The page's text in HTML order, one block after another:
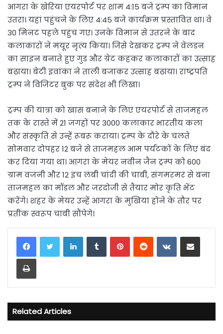
आगरा के खेरिया एयरपोर्ट पर शाम 4:15 बजे ट्रम्प का विमान
उतरा। यहां पहुंचने के लिए 4:45 बजे कार्यक्रम प्रस्तावित था। वे
30 मिनट पहले पहुंच गए। उनके विमान से उतरने के बाद
कलाकारों ने मयूर नृत्य किया। जिसे देखकर ट्रम्प ने वेलडन
का साइन बनाते हुए गुड और ग्रेट कहकर कलाकारों का उत्साह
बढ़ाया। बेटी इवांका ने ताली बजाकर उत्साह बढ़ाया। राष्ट्रपति
ट्रम्प ने विजिटर बुक पर संदेश भी लिखा।
ट्रम्प की यात्रा को खास बनाने के लिए एयरपोर्ट से ताजमहल
तक के रास्ते में 21 जगहों पर 3000 कलाकार भारतीय कला
और संस्कृति से उन्हें रूबरू कराया। ट्रम्प के दौरे के चलते
सोमवार दोपहर 12 बजे से ताजमहल आम पर्यटकों के लिए बंद
कर दिया गया था। आगरा के मेयर नवीन जैन ट्रम्प को 600
ग्राम वजनी और 12 इंच लंबी चांदी की चाबी, संगमरमर से बना
ताजमहल का मॉडल और जरदोजी से तैयार मोर कृति भेंट
करेंगे। शहर के मेयर उन्हें आगरा के मुखिया होने के तौर पर
प्रतीक स्वरूप चाबी सौंपेगे।
LinkedInTumblrPinterestReddit VKontakteShare via Email
Print
Related Articles